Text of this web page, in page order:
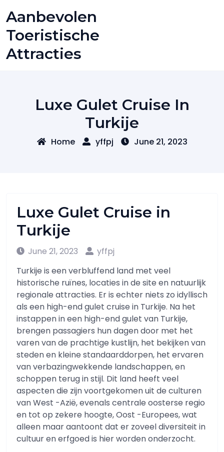
to
content
Aanbevolen
Toeristische
Attracties
Luxe Gulet Cruise In
Turkije
Home yffpj June 21, 2023
Luxe Gulet Cruise in
Turkije
June 21, 2023
yffpj
Turkije is een verbluffend land met veel
historische ruïnes, locaties in de site en natuurlijk
regionale attracties. Er is echter niets zo idyllisch
als een high-end gulet cruise in Turkije. Na het
instappen in een high-end gulet van Turkije,
brengen passagiers hun dagen door met het
varen van de prachtige kustlijn, het bekijken van
steden en kleine standaarddorpen, het ervaren
van verbazingwekkende landschappen, en
schoppen terug in stijl. Dit land heeft veel
aspecten die zijn voortgekomen uit de culturen
van West -Azië, evenals centrale oosterse regio
en tot op zekere hoogte, Oost -Europees, wat
alleen maar aantoont dat er zoveel diversiteit in
cultuur en erfgoed is hier worden onderzocht.